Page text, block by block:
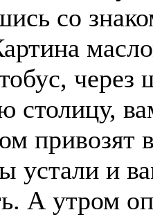
со
столицу,
устали и
А утром